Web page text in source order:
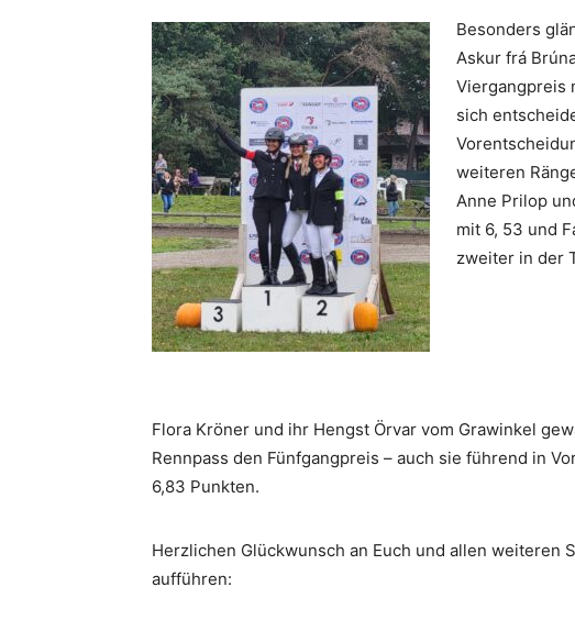
Besonders
Askur frá
Viergangpreis
sich
weiteren
Anne Prilop
mit 6, 53 und
zweiter in der
Flora Kröner und ihr Hengst Örvar vom Grawinkel
Rennpass den Fünfgangpreis – auch sie führend in
6,83 Punkten.
Herzlichen Glückwunsch an Euch und allen weiteren
aufführen: